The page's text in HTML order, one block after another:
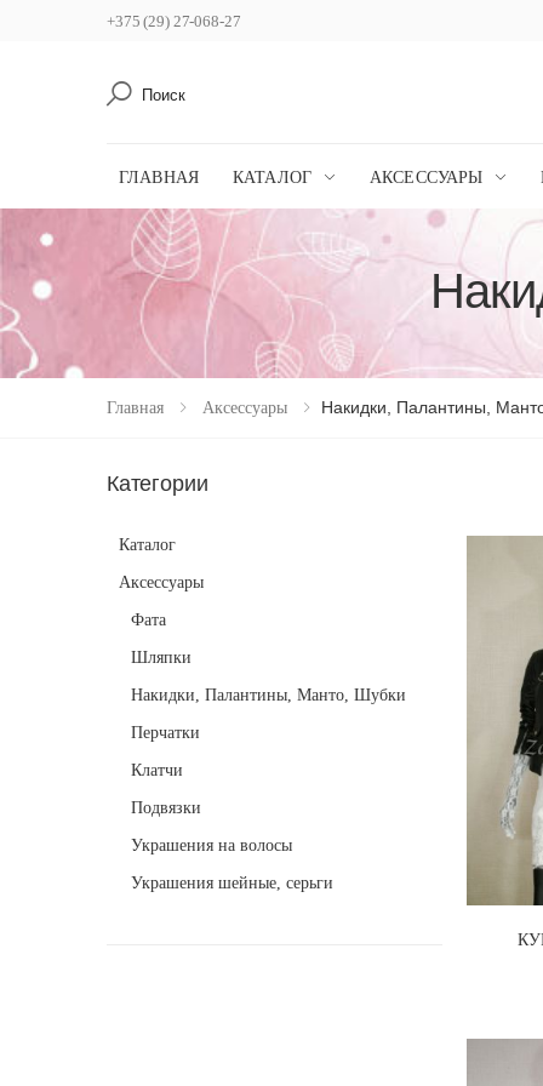
+375 (29) 27-068-27
ГЛАВНАЯ КАТАЛОГ АКСЕССУАРЫ
Главная Аксессуары Накидки, Палантины,
Категории
Каталог
Аксессуары
Фата
Шляпки
Накидки, Палантины, Манто, Шубки
Перчатки
Клатчи
Подвязки
Украшения на волосы
Украшения шейные, серьги